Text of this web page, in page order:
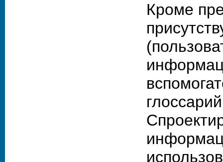
Кроме